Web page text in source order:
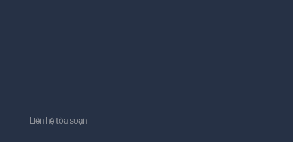
Liên hệ tòa soạn